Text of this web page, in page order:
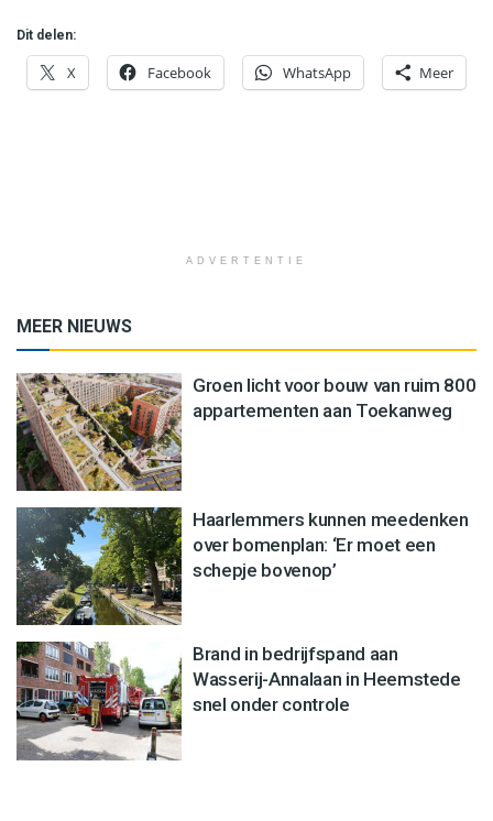
Dit delen:
X Facebook WhatsApp Meer
ADVERTENTIE
MEER NIEUWS
Groen licht voor bouw van ruim 800
appartementen aan Toekanweg
Haarlemmers kunnen meedenken
over bomenplan: ‘Er moet een
schepje bovenop’
Brand in bedrijfspand aan
Wasserij-Annalaan in Heemstede
snel onder controle